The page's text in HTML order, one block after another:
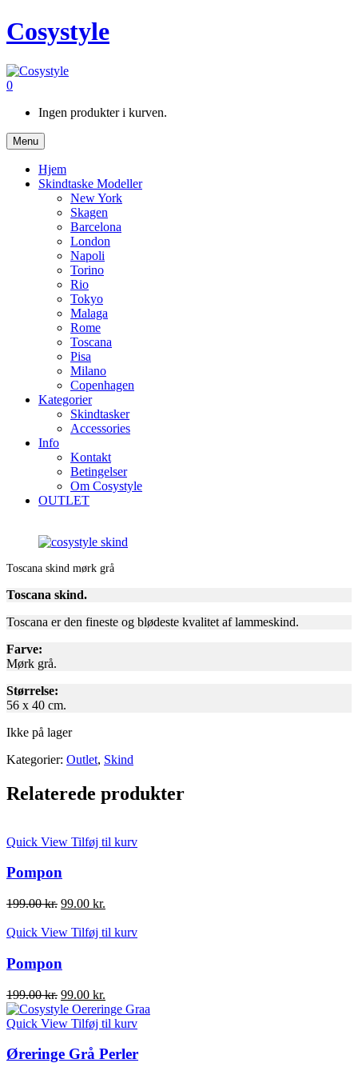
Cosystyle
0
Ingen produkter i kurven.
Menu
Hjem
Skindtaske Modeller
New York
Skagen
Barcelona
London
Napoli
Torino
Rio
Tokyo
Malaga
Rome
Toscana
Pisa
Milano
Copenhagen
Kategorier
Skindtasker
Accessories
Info
Kontakt
Betingelser
Om Cosystyle
OUTLET
Toscana skind mørk grå
Toscana skind.
Toscana er den fineste og blødeste kvalitet af lammeskind.
Farve:
Mørk grå.
Størrelse:
56 x 40 cm.
Ikke på lager
Kategorier: Outlet, Skind
Relaterede produkter
Quick View Tilføj til kurv
Pompon
199.00kr. Den
pris
199.00 kr..
99.00 kr.
pris
Quick View Tilføj til kurv
Pompon
199.00kr. Den
oprindelige
pris
199.00 kr..
99.00 kr.
aktuelle
pris
99.00 kr..
Quick View Tilføj til kurv
Øreringe Grå Perler